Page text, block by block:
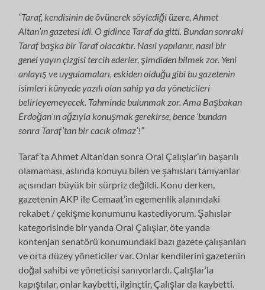
“Taraf, kendisinin de övünerek söylediği üzere, Ahmet
Altan’ın gazetesi idi. O gidince Taraf da gitti. Bundan sonraki
Taraf başka bir Taraf olacaktır. Nasıl yapılanır, nasıl bir
genel yayın çizgisi tercih ederler, şimdiden bilmek zor. Yeni
anlayış ve uygulamaları, eskiden olduğu gibi bu gazetenin
isimleri künyede yazılı olan sahip ya da yöneticileri
belirleyemeyecek. Tahminde bulunmak zor. Ama Başbakan
Erdoğan’ın ağzıyla konuşmak gerekirse, bence ‘bundan
sonra Taraf’tan bir cacık olmaz’!”
Taraf’ta Ahmet Altan’dan sonra Oral Çalışlar’ın başarılı
olamaması, aslında konuyu bilen ve şahısları tanıyanlar
açısından büyük bir sürpriz değildi. Konu derken,
gazetenin AKP ile Cemaat’in egemenlik alanındaki
rekabet / çekişme konumunu kastediyorum. Şahıslar
kategorisinde bir yanda Oral Çalışlar, öte yanda
kontenjan senatörü konumundaki bazı gazete çalışanları
ve orta düzey yöneticiler var. Onlar kendilerini gazetenin
doğal sahibi ve yöneticisi sanıyorlardı. Çalışlar’la
kapıştılar, onlar kaybetti, ilginçtir, Çalışlar da kaybetti.